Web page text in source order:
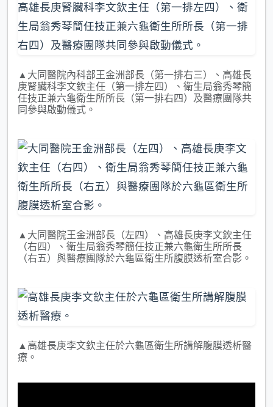
▲大同醫院內科部王金洲部長（第一排右三）、高雄長
庚腎臟科李文欽主任（第一排左四）、衛生局翁秀琴簡
任技正兼六龜衛生所所長（第一排右四）及醫療團隊共
同參與啟動儀式。
▲大同醫院王金洲部長（左四）、高雄長庚李文欽主任
（右四）、衛生局翁秀琴簡任技正兼六龜衛生所所長
（右五）與醫療團隊於六龜區衛生所腹膜透析室合影。
▲高雄長庚李文欽主任於六龜區衛生所講解腹膜透析醫
療。